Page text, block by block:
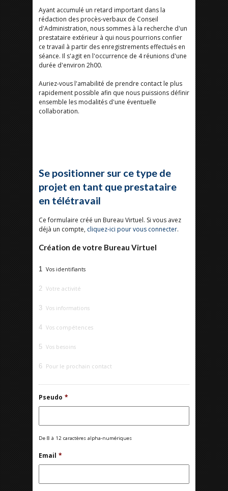
Ayant accumulé un retard important dans la
rédaction des procès-verbaux de Conseil
d'Administration, nous sommes à la recherche d'un
prestataire extérieur à qui nous pourrions confier
ce travail à partir des enregistrements effectués en
séance. Il s'agit en l'occurrence de 4 réunions d'une
durée d'environ 2h00.
Auriez-vous l'amabilité de prendre contact le plus
rapidement possible afin que nous puissions définir
ensemble les modalités d'une éventuelle
collaboration.
Se positionner sur ce type de
projet en tant que prestataire
en télétravail
Ce formulaire créé un Bureau Virtuel. Si vous avez
déjà un compte, cliquez-ici pour vous connecter.
Création de votre Bureau Virtuel
1 Vos identifiants
2 Votre activité
3 Vos informations
4 Vos compétences
5 Vos besoins
6 Pour le prochain contact
Pseudo *
De 8 à 12 caractères alpha-numériques
Email *